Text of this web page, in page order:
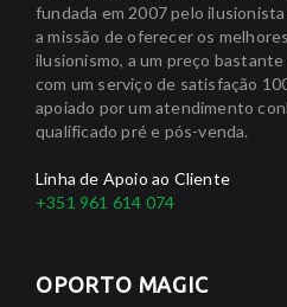
fundada em 2007 pelo
a missão de oferecer os
ilusionismo, a um preço
com um serviço de satisfação
apoiado por um atendimento
qualificado pré e pós-venda.
Linha de Apoio ao Cliente
+351 961 614 074
OPORTO MAGIC